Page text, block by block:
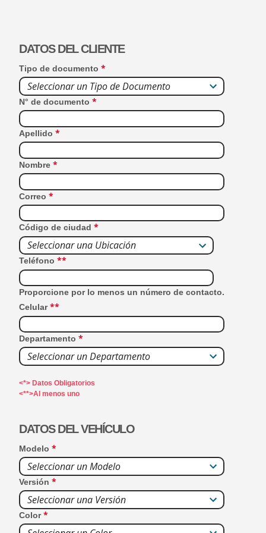
DATOS DEL CLIENTE
Tipo de documento *
Seleccionar un Tipo de Documento
N° de documento *
Apellido *
Nombre *
Correo *
Código de ciudad *
Seleccionar una Ubicación
Teléfono **
Proporcione por lo menos un número de contacto.
Celular **
Departamento *
Seleccionar un Departamento
<*> Datos Obligatorios
<**>Al menos uno
DATOS DEL VEHÍCULO
Modelo *
Seleccionar un Modelo
Versión *
Seleccionar una Versión
Color *